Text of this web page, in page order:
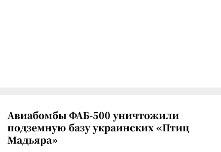
Авиабомбы ФАБ-500 уничтожили
подземную базу украинских «Птиц
Мадьяра»